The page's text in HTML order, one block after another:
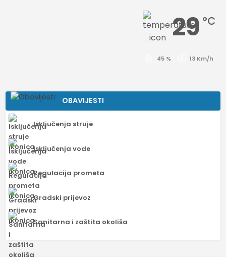
29 °C
45 % 13 Km/h
OBAVIJESTI
Isključenja struje
Isključenja vode
Regulacija prometa
Gradski prijevoz
Sanitarna i zaštita okoliša